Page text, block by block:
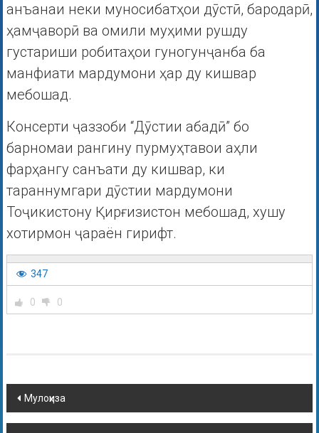
анъанаи неки муносибатҳои дӯстӣ, бародарӣ,
ҳамҷаворӣ ва омили муҳими рушду
густариши робитаҳои гуногунҷанба ба
манфиати мардумони ҳар ду кишвар
мебошад.
Консерти ҷаззоби “Дӯстии абадӣ” бо
барномаи рангину пурмуҳтавои аҳли
фарҳангу санъати ду кишвар, ки
тараннумгари дӯстии мардумони
Тоҷикистону Қирғизистон мебошад, хушу
хотирмон ҷараён гирифт.
347
0 0
Мулоҳиза